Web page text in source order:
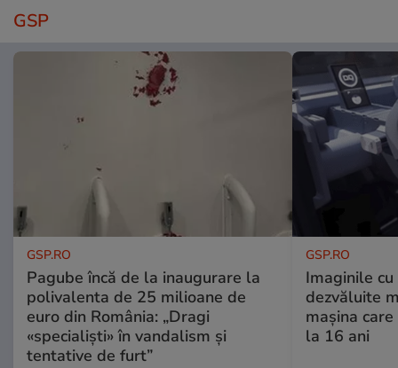
GSP
GSP.RO
Pagube încă de la inaugurare la
polivalenta de 25 milioane de
euro din România: „Dragi
«specialiști» în vandalism și
tentative de furt”
GSP.RO
Imaginile
dezvăluite
mașina
la 16 ani